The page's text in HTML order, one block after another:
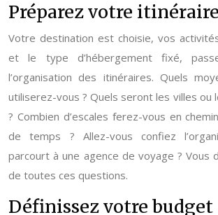
Préparez votre itinéraire
Votre destination est choisie, vos
et le type d’hébergement fixé,
l’organisation des itinéraires. Quels
utiliserez-vous ? Quels seront les villes ou
? Combien d’escales ferez-vous en
de temps ? Allez-vous confiez
parcourt à une agence de voyage ? Vous
de toutes ces questions.
Définissez votre budget